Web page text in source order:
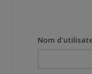
Nom